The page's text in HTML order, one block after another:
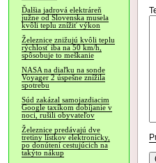
Ďalšia jadrová elektráreň
južne od Slovenska musela
kvôli teplu znížiť výkon
Železnice znižujú kvôli teplu
rýchlosť iba na 50 km/h,
spôsobuje to meškanie
NASA na diaľku na sonde
Voyager 2 úspešne znížila
spotrebu
Súd zakázal samojazdiacim
Google taxíkom dobíjanie v
noci, rušili obyvateľov
Železnice predávajú dve
tretiny lístkov elektronicky,
po donútení cestujúcich na
takýto nákup